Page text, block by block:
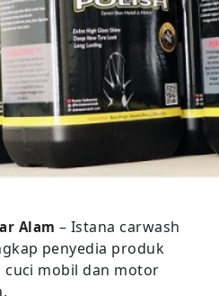
Alam – Istana carwash
penyedia produk
mobil dan motor